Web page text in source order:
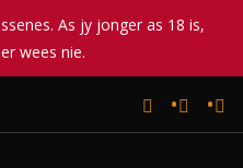
As jy jonger as 18 is,
wees nie.